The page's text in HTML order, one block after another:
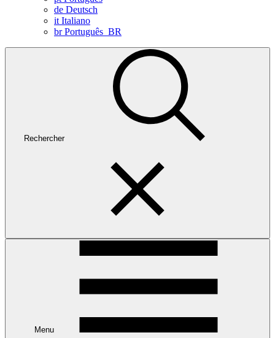
de Deutsch
it Italiano
brPortuguês_BR
Rechercher
Menu